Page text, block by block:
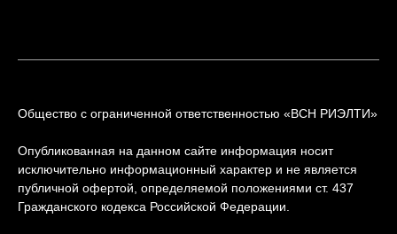
Общество с ограниченной ответственностью «ВСН РИЭЛТИ»
Опубликованная на данном сайте информация носит
исключительно информационный характер и не является
публичной офертой, определяемой положениями ст. 437
Гражданского кодекса Российской Федерации.